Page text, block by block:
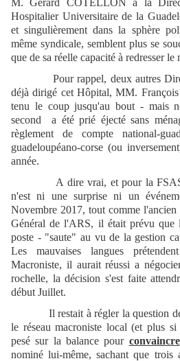
Hospitalier Universitaire de la
et singulièrement dans la sphère
même syndicale, semblent plus se
que de sa réelle capacité à redresser
Pour rappel, deux autres
déjà dirigé cet Hôpital, MM.
tenu le coup jusqu'au bout - mais
second a été prié éjecté sans
règlement de compte national-
guadeloupéano-corse (ou
année.
A dire vrai, et pour la FSAS-
n'est ni une surprise ni un
Novembre 2017, tout comme
Général de l'ARS, il était prévu
poste - "saute" au vu de la gestion
Les mauvaises langues
Macroniste, il aurait réussi a
rochelle, la décision s'est faite
début Juillet.
Il restait à régler la question de
le réseau macroniste local (et plus
pesé sur la balance pour convaincre
nominé lui-même, sachant que trois